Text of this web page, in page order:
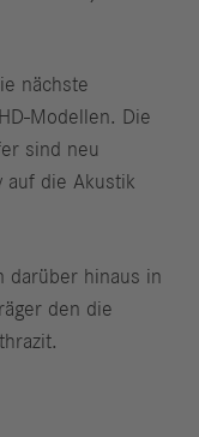
nächste
Modellen. Die
sind neu
auf die Akustik
darüber hinaus in
den die